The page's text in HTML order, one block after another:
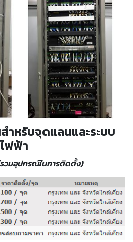
ำหรับจุดแลนและระบบ
ฟฟ้า
วมอุปกรณ์ในการติดตั้ง)